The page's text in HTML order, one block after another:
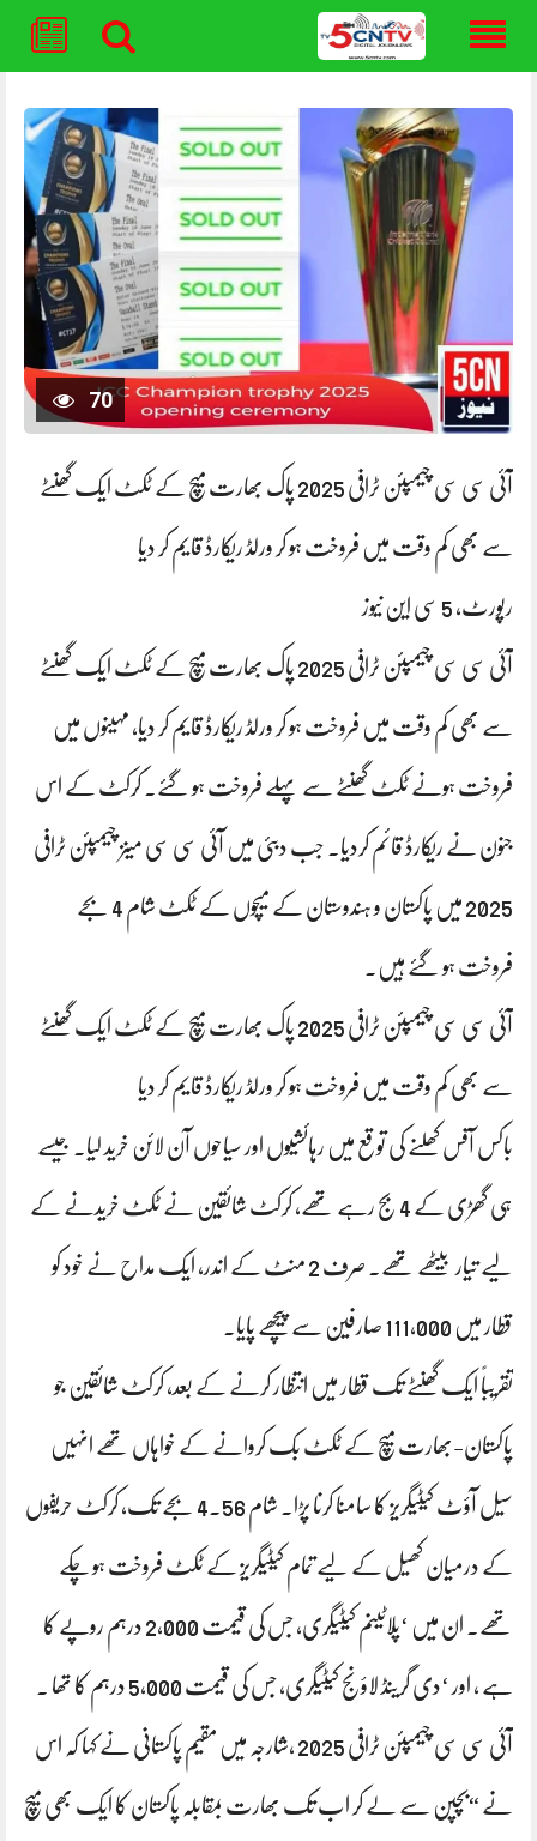
content
70
آئی سی سی چیمپئن ٹرافی 2025 پاک بھارت میچ کے ٹکٹ ایک گھنٹے
سے بھی کم وقت میں فروخت ہو کر ورلڈ ریکارڈ قایم کر دیا
رپورٹ، 5 سی این نیوز
آئی سی سی چیمپئن ٹرافی 2025 پاک بھارت میچ کے ٹکٹ ایک گھنٹے
سے بھی کم وقت میں فروخت ہو کر ورلڈ ریکارڈ قایم کر دیا، مہینوں میں
فروخت ہونے ٹکٹ گھنٹے سے پہلے فروخت ہو گئے. کرکٹ کے اس
جنون نے ریکارڈ قائم کردیا. جب دبئی میں آئی سی سی مینز چیمپئن ٹرافی
2025 میں پاکستان و ہندوستان کے میچوں کے ٹکٹ شام 4 بجے
فروخت ہو گئے ہیں.
آئی سی سی چیمپئن ٹرافی 2025 پاک بھارت میچ کے ٹکٹ ایک گھنٹے
سے بھی کم وقت میں فروخت ہو کر ورلڈ ریکارڈ قایم کر دیا
باکس آفس کھلنے کی توقع میں رہائشیوں اور سیاحوں آن لائن خرید لیا. جیسے
ہی گھڑی کے 4 بج رہے تھے، کرکٹ شائقین نے ٹکٹ خریدنے کے
لیے تیار بیٹھے تھے۔ صرف 2 منٹ کے اندر، ایک مداح نے خود کو
قطار میں 111,000 صارفین سے پیچھے پایا۔
تقریباً ایک گھنٹے تک قطار میں انتظار کرنے کے بعد، کرکٹ شائقین جو
پاکستان-بھارت میچ کے ٹکٹ بک کروانے کے خواہاں تھے انہیں
سیل آؤٹ کیٹیگریز کا سامنا کرنا پڑا۔ شام 4.56 بجے تک، کرکٹ حریفوں
کے درمیان کھیل کے لیے تمام کیٹیگریز کے ٹکٹ فروخت ہو چکے
تھے۔ ان میں ‘پلاٹینم کیٹیگری، جس کی قیمت 2,000 درہم روپے کا
ہے ، اور ‘دی گرینڈ لاؤنج کیٹیگری، جس کی قیمت 5،000 درہم کا تھا ۔
آئی سی سی چیمپئن ٹرافی 2025 ،شارجہ میں مقیم پاکستانی نے کہا کہ اس
نے “بچپن سے لے کر اب تک بھارت بمقابلہ پاکستان کا ایک بھی میچ